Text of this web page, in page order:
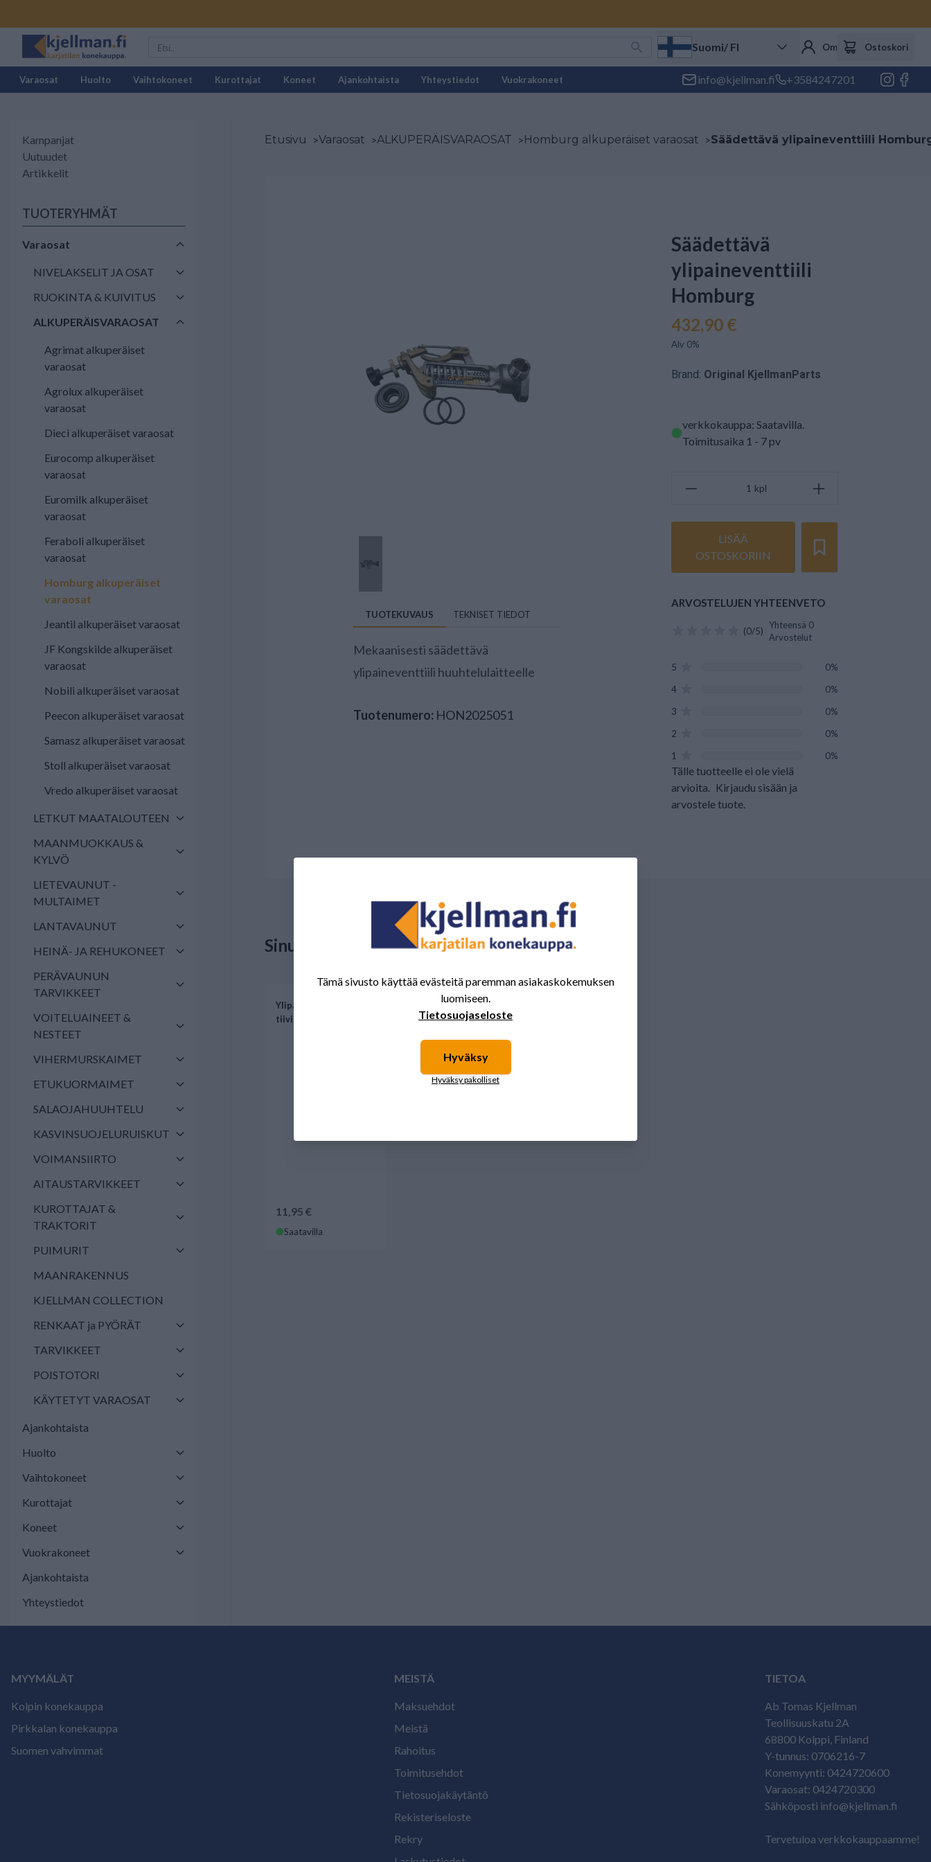
Suomi/ FI Oma tili Ostoskori
Varaosat Huolto Vaihtokoneet Kurottajat Koneet Ajankohtaista Yhteystiedot Vuokrakoneet info@kjellman.fi +3584247201
Kampanjat
Uutuudet
Artikkelit
TUOTERYHMÄT
Varaosat
NIVELAKSELIT JA OSAT
RUOKINTA & KUIVITUS
ALKUPERÄISVARAOSAT
Agrimat alkuperäiset
varaosat
Agrolux alkuperäiset
varaosat
Dieci alkuperäiset varaosat
Eurocomp alkuperäiset
varaosat
Euromilk alkuperäiset
varaosat
Feraboli alkuperäiset
varaosat
Homburg alkuperäiset
varaosat
Jeantil alkuperäiset varaosat
JF Kongskilde alkuperäiset
varaosat
Nobili alkuperäiset varaosat
Peecon alkuperäiset varaosat
Samasz alkuperäiset varaosat
Stoll alkuperäiset varaosat
Vredo alkuperäiset varaosat
LETKUT MAATALOUTEEN
MAANMUOKKAUS &
KYLVÖ
LIETEVAUNUT -
MULTAIMET
LANTAVAUNUT
HEINÄ- JA REHUKONEET
PERÄVAUNUN
TARVIKKEET
VOITELUAINEET &
NESTEET
VIHERMURSKAIMET
ETUKUORMAIMET
SALAOJAHUUHTELU
KASVINSUOJELURUISKUT
VOIMANSIIRTO
AITAUSTARVIKKEET
KUROTTAJAT &
TRAKTORIT
PUIMURIT
MAANRAKENNUS
KJELLMAN COLLECTION
RENKAAT ja PYÖRÄT
TARVIKKEET
POISTOTORI
KÄYTETYT VARAOSAT
Ajankohtaista
Huolto
Vaihtokoneet
Kurottajat
Koneet
Vuokrakoneet
Ajankohtaista
Yhteystiedot
Etusivu >Varaosat >ALKUPERÄISVARAOSAT >Homburg alkuperäiset varaosat >Säädettävä ylipaineventtiili
TUOTEKUVAUS TEKNISET TIEDOT
Mekaanisesti säädettävä
ylipaineventtiili huuhtelulaitteelle
Tuotenumero: HON2025051
Säädettävä
ylipaineventtiili
Homburg
432,90 €
Alv 0%
Brand: Original KjellmanParts
verkkokauppa: Saatavilla.
Toimitusaika 1 - 7 pv
kpl
LISÄÄ
OSTOSKORIIN
ARVOSTELUJEN YHTEENVETO
(0/5)
Yhteensä 0
Arvostelut
5
0%
4
0%
3
0%
2
0%
1
0%
Tälle tuotteelle ei ole vielä
arvioita. Kirjaudu sisään ja
arvostele tuote.
Sinua saattavat kiinnostaa myös nämä tuotteet.
Ylipaineventtiilin
tiiviste Homburg
11,95 €
Saatavilla
MYYMÄLÄT
Kolpin konekauppa
Pirkkalan konekauppa
Suomen vahvimmat
MEISTÄ
Maksuehdot
Meistä
Rahoitus
Toimitusehdot
Tietosuojakäytäntö
Rekisteriseloste
Rekry
TIETOA
Ab Tomas Kjellman
Teollisuuskatu 2A
68800 Kolppi, Finland
Y-tunnus: 0706216-7
Konemyynti: 0424720600
Varaosat: 0424720300
Sähköposti info@kjellman.fi
Tervetuloa verkkokauppaamme!
Tämä sivusto käyttää evästeitä paremman asiakaskokemuksen
luomiseen.
Tietosuojaseloste
Hyväksy
Hyväksy pakolliset